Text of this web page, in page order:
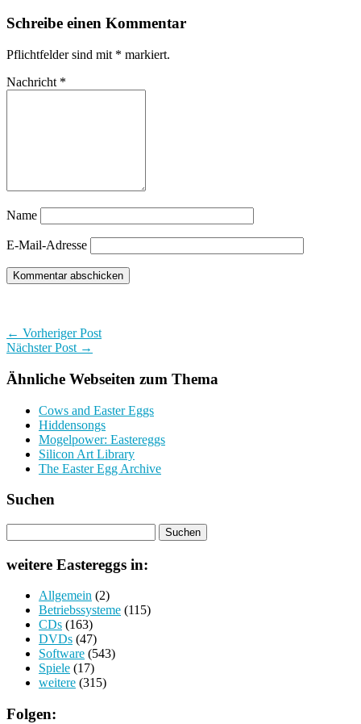
Schreibe einen Kommentar
Pflichtfelder sind mit * markiert.
Nachricht *
Name
E-Mail-Adresse
← Vorheriger Post
Nächster Post →
Ähnliche Webseiten zum Thema
Cows and Easter Eggs
Hiddensongs
Mogelpower: Eastereggs
Silicon Art Library
The Easter Egg Archive
Suchen
weitere Eastereggs in:
Allgemein (2)
Betriebssysteme (115)
CDs (163)
DVDs (47)
Software (543)
Spiele (17)
weitere (315)
Folgen: